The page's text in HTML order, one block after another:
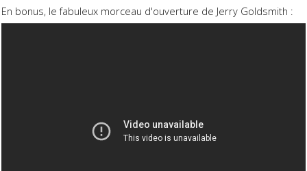
En bonus, le fabuleux morceau d'ouverture de Jerry Goldsmith :